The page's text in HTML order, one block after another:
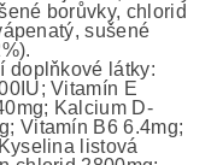
borůvky, chlorid
sušené
doplňkové látky:
Vitamín E
Kalcium D-
Vitamín B6 6.4mg;
listová